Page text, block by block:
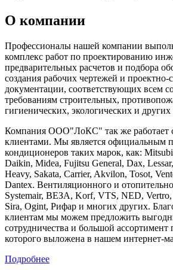
О компании
Профессионалы нашей компании
комплекс работ по проектированию
предварительных расчетов и подбора
создания рабочих чертежей и проектно-
документации, соответствующих всем
требованиям строительных,
гигиенических, экологических и
Компания ООО"ЛоКС" так же работает
клиентами. Мы является официальным
кондиционеров таких марок, как:
Daikin, Midea, Fujitsu General, Dax,
Heavy, Sakata, Carrier, Akvilon, Tosot,
Dantex. Вентиляционного и
Systemair, ВЕЗА, Korf, VTS, NED,
Sira, Ogint, Рифар и многих других.
клиентам мы можем предложить
сотрудничества и большой ассортимент
которого выложена в нашем интернет-
Подробнее